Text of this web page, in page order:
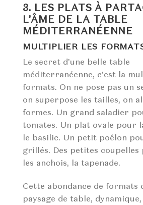
3. LES PLATS À
L’ÂME DE LA TABLE
MÉDITERRANÉENNE
MULTIPLIER LES
Le secret d’une belle table
méditerranéenne, c’est la
formats. On ne pose pas un
on superpose les tailles, on
formes. Un grand saladier
tomates. Un plat ovale pour
le basilic. Un petit poêlon
grillés. Des petites coupelles
les anchois, la tapenade.
Cette abondance de formats
paysage de table,